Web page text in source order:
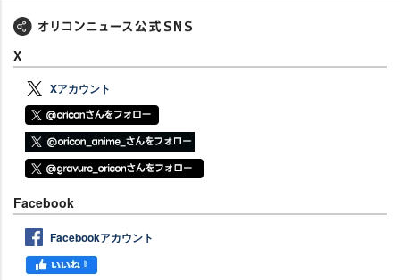
X
Xアカウント
Facebook
Facebookアカウント